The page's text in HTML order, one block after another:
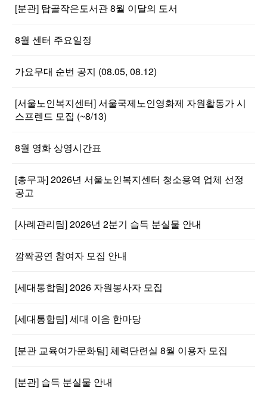
[분관] 탑골작은도서관 8월 이달의 도서
8월 센터 주요일정
가요무대 순번 공지 (08.05, 08.12)
[서울노인복지센터] 서울국제노인영화제 자원활동가 시
스프렌드 모집 (~8/13)
8월 영화 상영시간표
[총무과] 2026년 서울노인복지센터 청소용역 업체 선정
공고
[사례관리팀] 2026년 2분기 습득 분실물 안내
깜짝공연 참여자 모집 안내
[세대통합팀] 2026 자원봉사자 모집
[세대통합팀] 세대 이음 한마당
[분관 교육여가문화팀] 체력단련실 8월 이용자 모집
[분관] 습득 분실물 안내